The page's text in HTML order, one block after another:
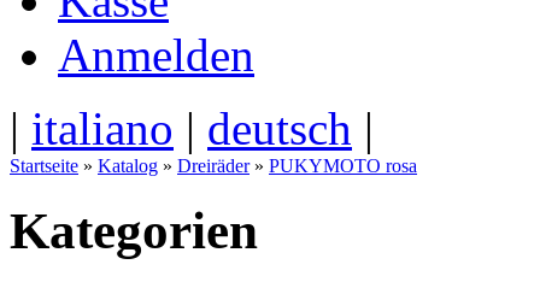
Anmelden
| italiano | deutsch |
Startseite » Katalog » Dreiräder» PUKYMOTO rosa
Kategorien